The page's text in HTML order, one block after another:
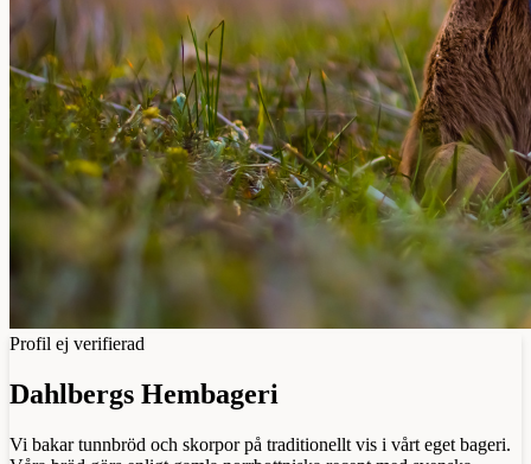
Profil ej verifierad
Dahlbergs Hembageri
Vi bakar tunnbröd och skorpor på traditionellt vis i vårt eget bageri.